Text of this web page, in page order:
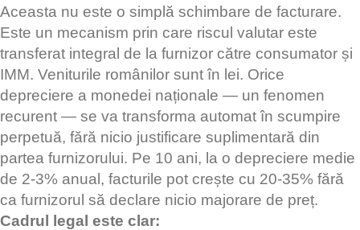
Aceasta nu este o simplă schimbare de facturare.
Este un mecanism prin care riscul valutar este
transferat integral de la furnizor către consumator și
IMM. Veniturile românilor sunt în lei. Orice
depreciere a monedei naționale — un fenomen
recurent — se va transforma automat în scumpire
perpetuă, fără nicio justificare suplimentară din
partea furnizorului. Pe 10 ani, la o depreciere medie
de 2-3% anual, facturile pot crește cu 20-35% fără
ca furnizorul să declare nicio majorare de preț.
Cadrul legal este clar: